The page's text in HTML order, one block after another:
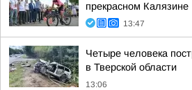
прекрасном Калязине
13:47
Четыре человека
в Тверской области
13:06